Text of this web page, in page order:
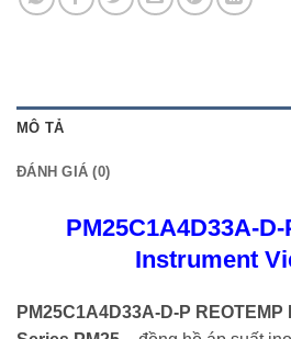
MÔ TẢ
ĐÁNH GIÁ (0)
PM25C1A4D33A-
Instrument
PM25C1A4D33A-D-P